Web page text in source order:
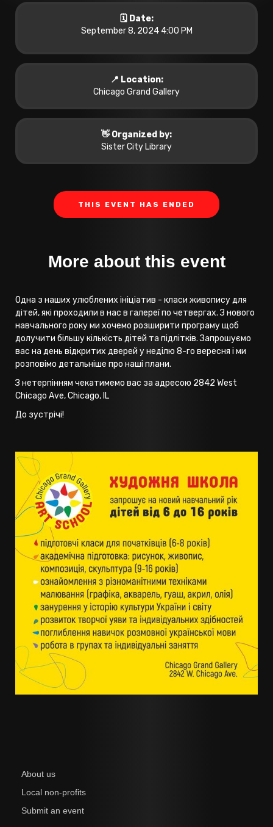
🗓️ Date:
September 8, 2024 4:00 PM
📍 Location:
Chicago Grand Gallery
👋 Organized by:
Sister City Library
THIS EVENT HAS ENDED
More about this event
Одна з наших улюблених ініціатив - класи живопису для
дітей, які проходили в нас в галереї по четвергах. З нового
навчального року ми хочемо розширити програму щоб
долучити більшу кількість дітей та підлітків. Запрошуємо
вас на день відкритих дверей у неділю 8-го вересня і ми
розповімо детальніше про наші плани.
З нетерпінням чекатимемо вас за адресою 2842 West
Chicago Ave, Chicago, IL
До зустрічі!
About us
Local non-profits
Submit an event